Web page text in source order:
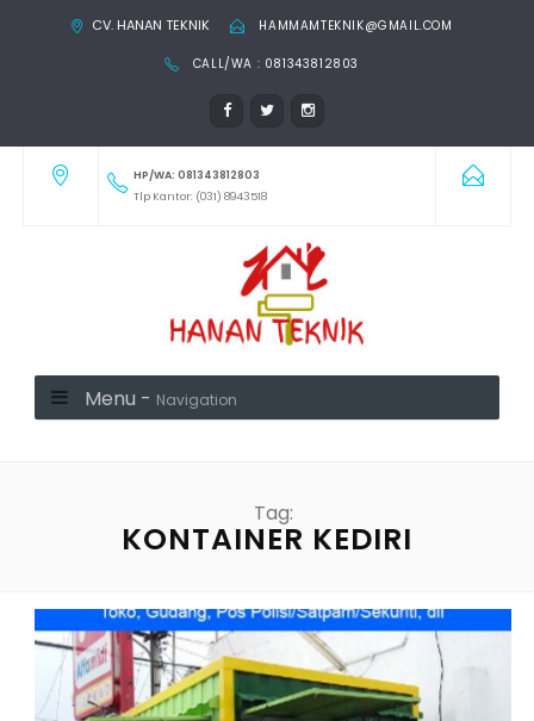
CV. HANAN TEKNIK HAMMAMTEKNIK@GMAIL.COM
CALL/WA : 081343812803
HP/WA: 081343812803
Tlp Kantor: (031) 8943518
Menu - Navigation
Tag:
KONTAINER KEDIRI